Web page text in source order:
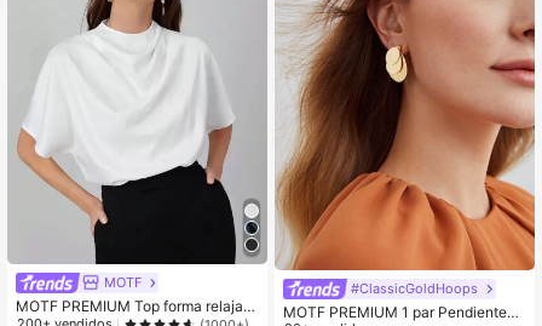
MOTF
MOTF PREMIUM Top forma relajad
#ClassicGoldHoops
MOTF PREMIUM 1 par Pendientes